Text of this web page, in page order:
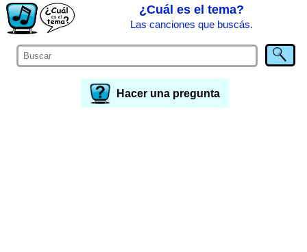
¿Cuál es el tema?
Las canciones que buscás.
Hacer una pregunta